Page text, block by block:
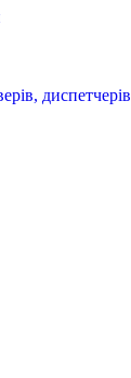
диспетчерів